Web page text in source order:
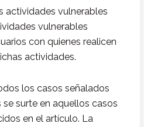
actividades vulnerables
vulnerables
con quienes realicen
actividades.
los casos señalados
surte en aquellos casos
en el artículo. La